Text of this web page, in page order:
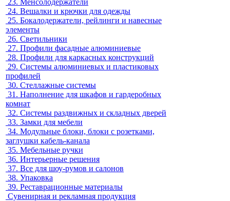
23. Менсолодержатели
24. Вешалки и крючки для одежды
25. Бокалодержатели, рейлинги и навесные
элементы
26. Светильники
27. Профили фасадные алюминиевые
28. Профили для каркасных конструкций
29. Системы алюминиевых и пластиковых
профилей
30. Стеллажные системы
31. Наполнение для шкафов и гардеробных
комнат
32. Системы раздвижных и складных дверей
33. Замки для мебели
34. Модульные блоки, блоки с розетками,
заглушки кабель-канала
35. Мебельные ручки
36. Интерьерные решения
37. Все для шоу-румов и салонов
38. Упаковка
39. Реставрационные материалы
Сувенирная и рекламная продукция